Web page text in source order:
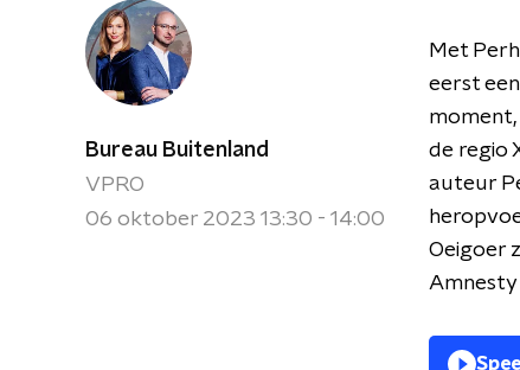
Bureau Buitenland
VPRO
06 oktober 2023 13:30 - 14:00
Met
eerst
moment,
de regio
auteur
Oeigoer